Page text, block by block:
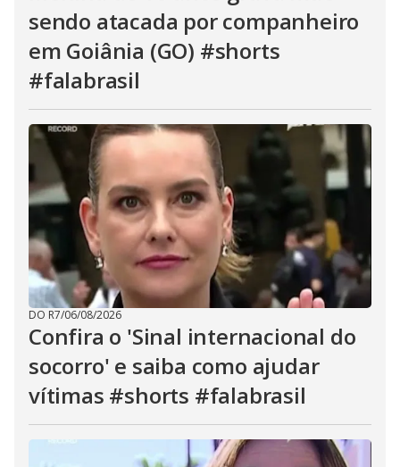
sendo atacada por companheiro
em Goiânia (GO) #shorts
#falabrasil
DO R7/06/08/2026
Confira o 'Sinal internacional do
socorro' e saiba como ajudar
vítimas #shorts #falabrasil